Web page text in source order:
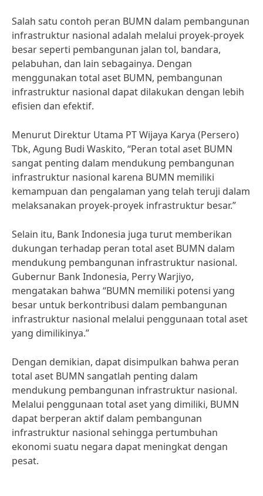
Salah satu contoh peran BUMN dalam pembangunan
infrastruktur nasional adalah melalui proyek-proyek
besar seperti pembangunan jalan tol, bandara,
pelabuhan, dan lain sebagainya. Dengan
menggunakan total aset BUMN, pembangunan
infrastruktur nasional dapat dilakukan dengan lebih
efisien dan efektif.
Menurut Direktur Utama PT Wijaya Karya (Persero)
Tbk, Agung Budi Waskito, “Peran total aset BUMN
sangat penting dalam mendukung pembangunan
infrastruktur nasional karena BUMN memiliki
kemampuan dan pengalaman yang telah teruji dalam
melaksanakan proyek-proyek infrastruktur besar.”
Selain itu, Bank Indonesia juga turut memberikan
dukungan terhadap peran total aset BUMN dalam
mendukung pembangunan infrastruktur nasional.
Gubernur Bank Indonesia, Perry Warjiyo,
mengatakan bahwa “BUMN memiliki potensi yang
besar untuk berkontribusi dalam pembangunan
infrastruktur nasional melalui penggunaan total aset
yang dimilikinya.”
Dengan demikian, dapat disimpulkan bahwa peran
total aset BUMN sangatlah penting dalam
mendukung pembangunan infrastruktur nasional.
Melalui penggunaan total aset yang dimiliki, BUMN
dapat berperan aktif dalam pembangunan
infrastruktur nasional sehingga pertumbuhan
ekonomi suatu negara dapat meningkat dengan
pesat.